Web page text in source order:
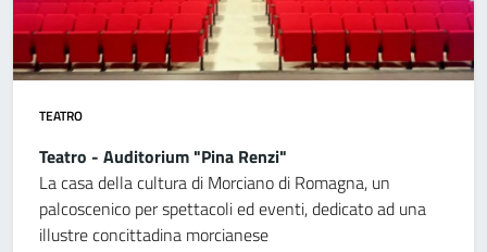
TEATRO
Teatro - Auditorium "Pina Renzi"
La casa della cultura di Morciano di Romagna, un
palcoscenico per spettacoli ed eventi, dedicato ad una
illustre concittadina morcianese